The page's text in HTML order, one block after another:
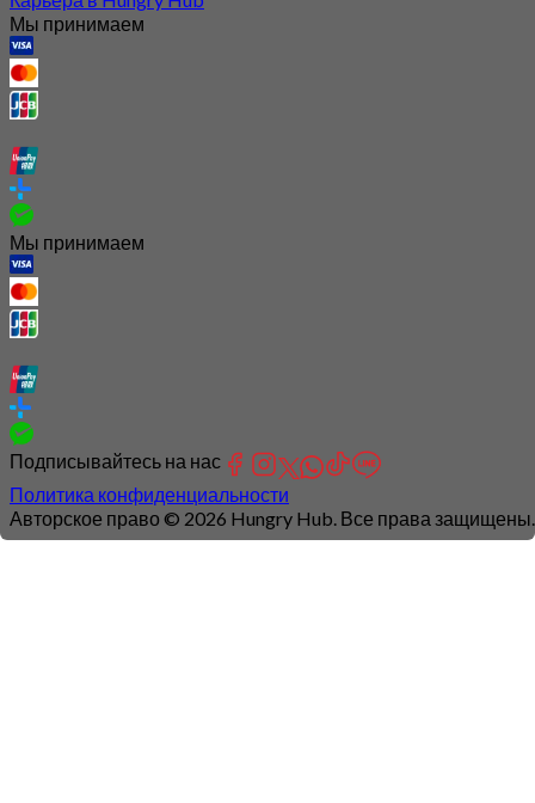
Мы принимаем
Подписывайтесь на нас
Политика конфиденциальности
Авторское право © 2026 Hungry Hub. Все права защищены.
Connection
is
unstable